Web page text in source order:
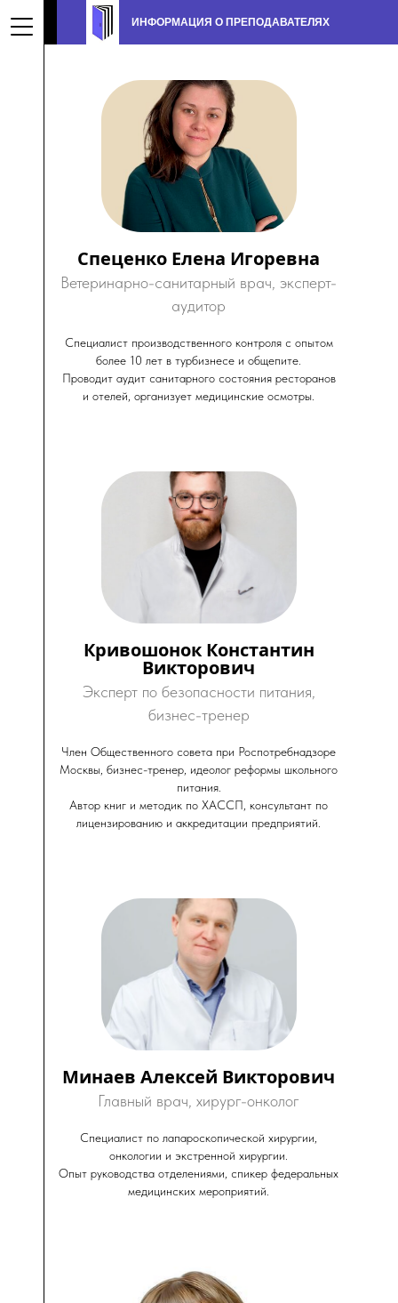
ИНФОРМАЦИЯ О ПРЕПОДАВАТЕЛЯХ
Спеценко Елена Игоревна
Ветеринарно-санитарный врач, эксперт-
аудитор
Специалист производственного контроля с опытом
более 10 лет в турбизнесе и общепите.
Проводит аудит санитарного состояния ресторанов
и отелей, организует медицинские осмотры.
Кривошонок Константин
Викторович
Эксперт по безопасности питания,
бизнес-тренер
Член Общественного совета при Роспотребнадзоре
Москвы, бизнес-тренер, идеолог реформы школьного
питания.
Автор книг и методик по ХАССП, консультант по
лицензированию и аккредитации предприятий.
Минаев Алексей Викторович
Главный врач, хирург-онколог
Специалист по лапароскопической хирургии,
онкологии и экстренной хирургии.
Опыт руководства отделениями, спикер федеральных
медицинских мероприятий.